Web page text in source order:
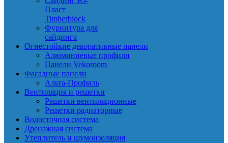
Пласт
Timberblock
Фурнитура для
сайдинга
Огнестойкие декоративные панели
Алюминиевые профили
Панели Vekoroom
Фасадные панели
Альта-Профиль
Вентиляция и решетки
Решетки вентиляционные
Решетки радиаторные
Водосточная система
Дренажная система
Утеплитель и шумоизоляция